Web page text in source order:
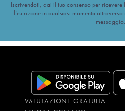
Iscrivendoti, dai il tuo consenso per ricevere
l’iscrizione in qualsiasi momento
messaggio.
VALUTAZIONE GRATUITA